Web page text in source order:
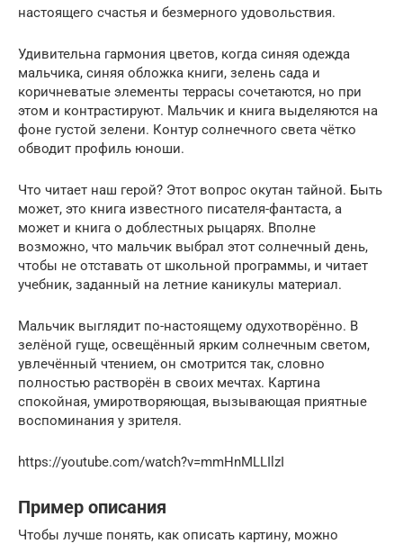
настоящего счастья и безмерного удовольствия.
Удивительна гармония цветов, когда синяя одежда
мальчика, синяя обложка книги, зелень сада и
коричневатые элементы террасы сочетаются, но при
этом и контрастируют. Мальчик и книга выделяются на
фоне густой зелени. Контур солнечного света чётко
обводит профиль юноши.
Что читает наш герой? Этот вопрос окутан тайной. Быть
может, это книга известного писателя-фантаста, а
может и книга о доблестных рыцарях. Вполне
возможно, что мальчик выбрал этот солнечный день,
чтобы не отставать от школьной программы, и читает
учебник, заданный на летние каникулы материал.
Мальчик выглядит по-настоящему одухотворённо. В
зелёной гуще, освещённый ярким солнечным светом,
увлечённый чтением, он смотрится так, словно
полностью растворён в своих мечтах. Картина
спокойная, умиротворяющая, вызывающая приятные
воспоминания у зрителя.
https://youtube.com/watch?v=mmHnMLLIlzI
Пример описания
Чтобы лучше понять, как описать картину, можно